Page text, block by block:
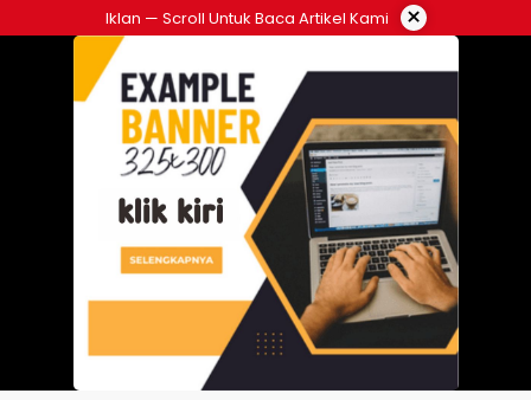
ke
Iklan — Scroll Untuk Baca Artikel Kami ×